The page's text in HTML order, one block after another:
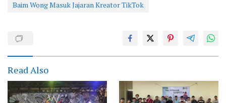
Baim Wong Masuk Jajaran Kreator TikTok
Read Also